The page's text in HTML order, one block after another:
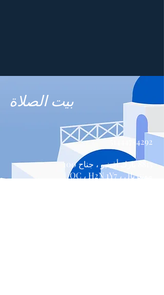
بيت الصلاة
514447-4292
8815 بارك أفينيو ، جناح 100
مونتريال ، QC ، H2N 1Y7